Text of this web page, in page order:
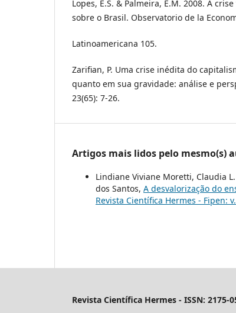
Lopes, E.S. & Palmeira, E.M. 2008. A
sobre o Brasil. Observatorio de la
Latinoamericana 105.
Zarifian, P. Uma crise inédita do
quanto em sua gravidade: análise e
23(65): 7-26.
Artigos mais lidos pelo mesmo(s)
Lindiane Viviane Moretti, Claudia
dos Santos, A desvalorização do
Revista Científica Hermes - Fipen:
Revista Científica Hermes - ISSN: 2175-